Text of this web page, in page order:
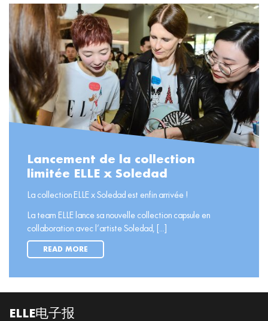
Lancement de la collection
limitée ELLE x Soledad
La collection ELLE x Soledad est enfin arrivée !
La team ELLE lance sa nouvelle collection capsule en
collaboration avec l’artiste Soledad, [...]
READ MORE
ELLE电子报